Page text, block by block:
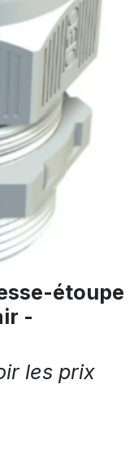
étoupe
-
les prix